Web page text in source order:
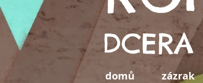
domů zázrak